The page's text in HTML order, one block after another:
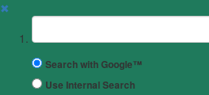
✖
Suchbegriff
Search with Google™
Use Internal Search